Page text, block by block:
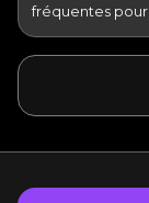
fréquentes